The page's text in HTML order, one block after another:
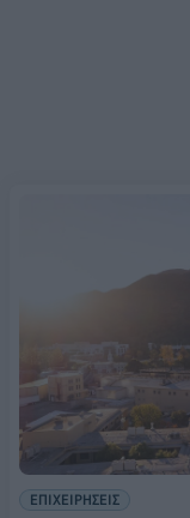
ΕΠΙΧΕΙΡΗΣΕΙΣ